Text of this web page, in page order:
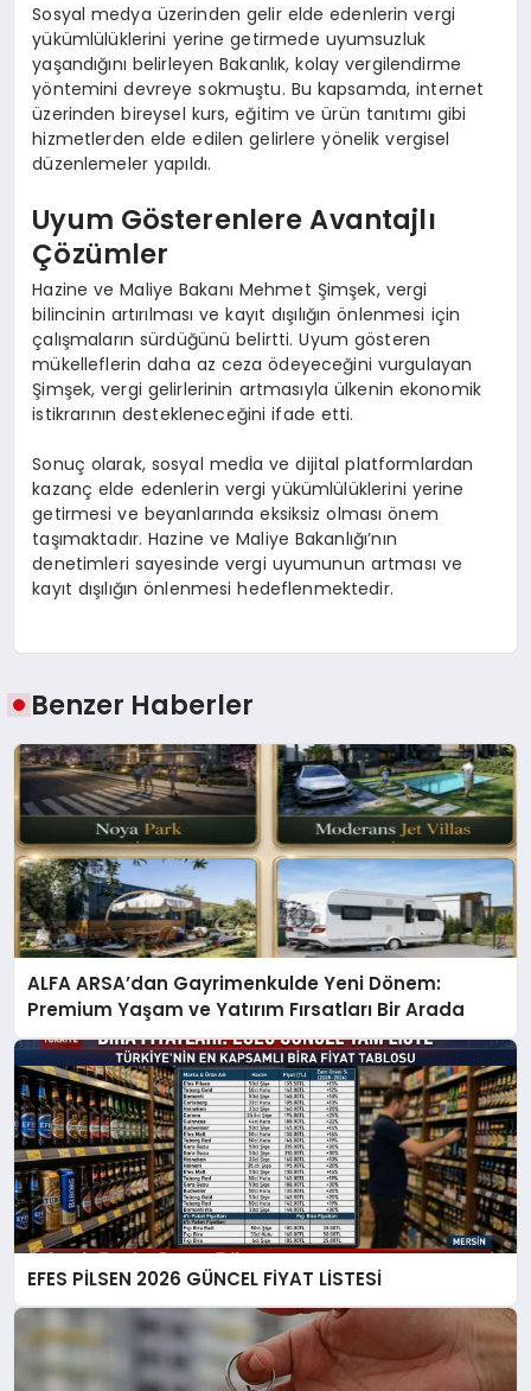
Sosyal medya üzerinden gelir elde edenlerin vergi
yükümlülüklerini yerine getirmede uyumsuzluk
yaşandığını belirleyen Bakanlık, kolay vergilendirme
yöntemini devreye sokmuştu. Bu kapsamda, internet
üzerinden bireysel kurs, eğitim ve ürün tanıtımı gibi
hizmetlerden elde edilen gelirlere yönelik vergisel
düzenlemeler yapıldı.
Uyum Gösterenlere Avantajlı
Çözümler
Hazine ve Maliye Bakanı Mehmet Şimşek, vergi
bilincinin artırılması ve kayıt dışılığın önlenmesi için
çalışmaların sürdüğünü belirtti. Uyum gösteren
mükelleflerin daha az ceza ödeyeceğini vurgulayan
Şimşek, vergi gelirlerinin artmasıyla ülkenin ekonomik
istikrarının destekleneceğini ifade etti.
Sonuç olarak, sosyal medİa ve dijital platformlardan
kazanç elde edenlerin vergi yükümlülüklerini yerine
getirmesi ve beyanlarında eksiksiz olması önem
taşımaktadır. Hazine ve Maliye Bakanlığı’nın
denetimleri sayesinde vergi uyumunun artması ve
kayıt dışılığın önlenmesi hedeflenmektedir.
Benzer Haberler
ALFA ARSA’dan Gayrimenkulde Yeni Dönem:
Premium Yaşam ve Yatırım Fırsatları Bir Arada
EFES PİLSEN 2026 GÜNCEL FİYAT LİSTESİ